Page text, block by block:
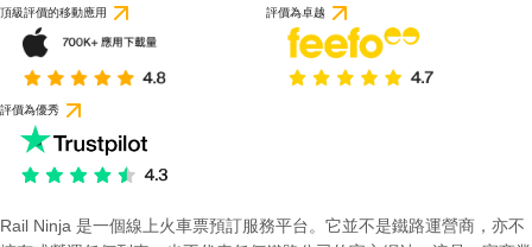
頂級評價的移動應用 評價為卓越
評價為優秀
Rail Ninja 是一個線上火車票預訂服務平台。它並不是鐵路運營商，亦不